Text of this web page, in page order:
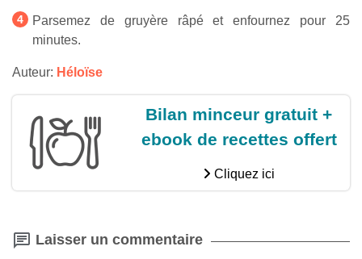
Parsemez de gruyère râpé et enfournez pour 25
minutes.
Auteur: Héloïse
Bilan minceur gratuit +
ebook de recettes offert
Cliquez ici
Laisser un commentaire